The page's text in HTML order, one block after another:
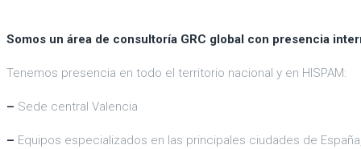
Somos un área de consultoría GRC global con presencia
Tenemos presencia en todo el territorio nacional y en HISPAM:
– Sede central Valencia
– Equipos especializados en las principales ciudades de